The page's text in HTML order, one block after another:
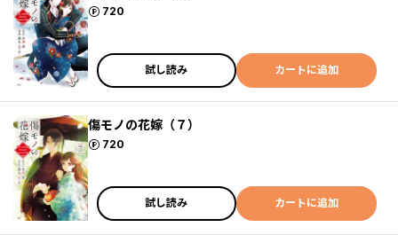
720
ポイント
試し読み カートに追加
傷モノの花嫁（７）
720
ポイント
試し読み カートに追加